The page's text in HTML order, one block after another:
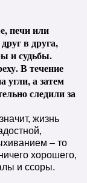
, печи или
в друга,
и судьбы.
В течение
угли, а затем
следили за
жизнь
– то
хорошего,
и ссоры.